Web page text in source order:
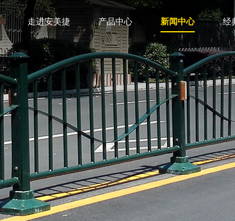
走进安美捷 产品中心 新闻中心 经